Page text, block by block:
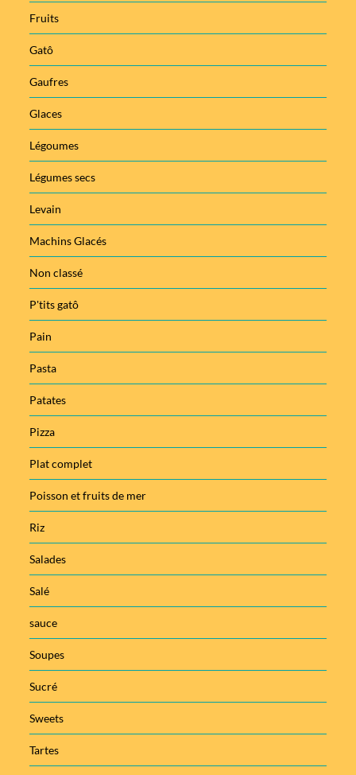
Fruits
Gatô
Gaufres
Glaces
Légoumes
Légumes secs
Levain
Machins Glacés
Non classé
P'tits gatô
Pain
Pasta
Patates
Pizza
Plat complet
Poisson et fruits de mer
Riz
Salades
Salé
sauce
Soupes
Sucré
Sweets
Tartes